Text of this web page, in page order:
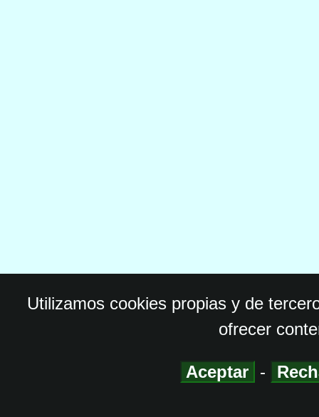
Utilizamos cookies propias y de
ofrecer
Aceptar -